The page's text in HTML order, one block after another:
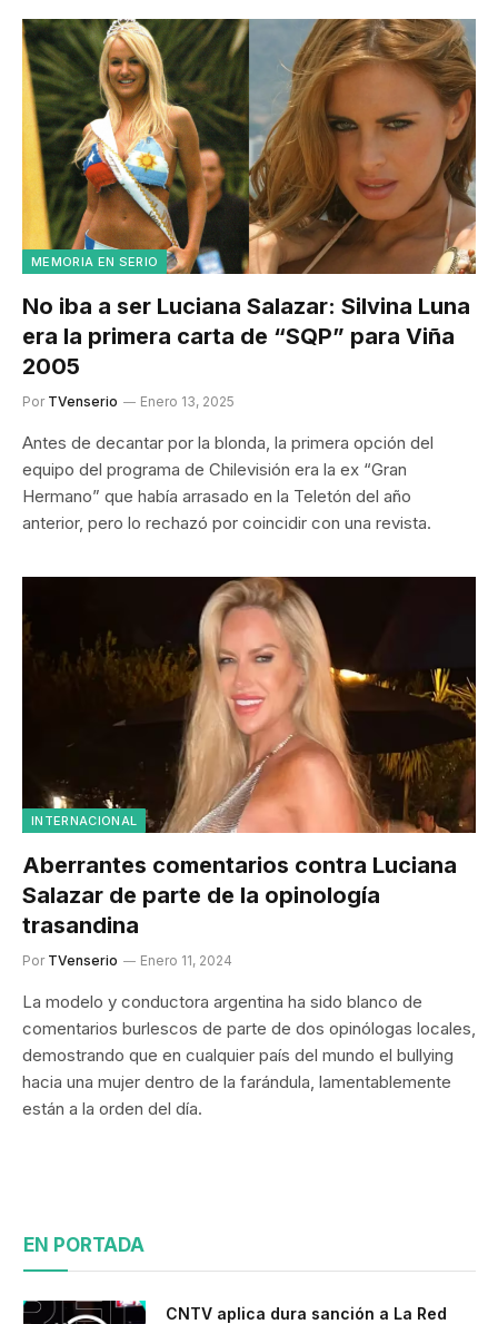
MEMORIA EN SERIO
No iba a ser Luciana Salazar: Silvina Luna
era la primera carta de “SQP” para Viña
2005
Por TVenserio Enero 13, 2025
Antes de decantar por la blonda, la primera opción del
equipo del programa de Chilevisión era la ex “Gran
Hermano” que había arrasado en la Teletón del año
anterior, pero lo rechazó por coincidir con una revista.
INTERNACIONAL
Aberrantes comentarios contra Luciana
Salazar de parte de la opinología
trasandina
Por TVenserio Enero 11, 2024
La modelo y conductora argentina ha sido blanco de
comentarios burlescos de parte de dos opinólogas locales,
demostrando que en cualquier país del mundo el bullying
hacia una mujer dentro de la farándula, lamentablemente
están a la orden del día.
EN PORTADA
CNTV aplica dura sanción a La Red